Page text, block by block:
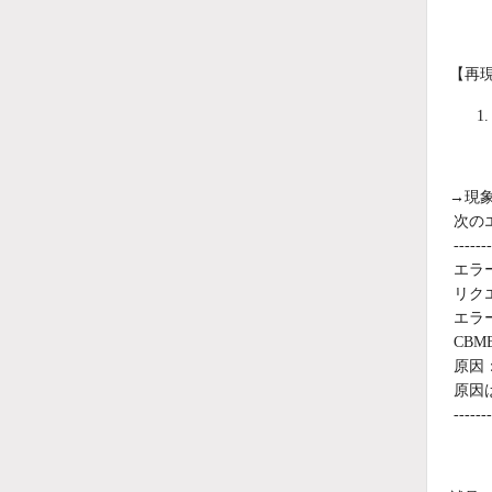
【再
→現
次の
-------
エラ
リク
エラ
原因：
原因
-------